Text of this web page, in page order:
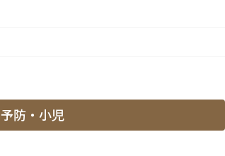
月別アーカイブ
予防・小児